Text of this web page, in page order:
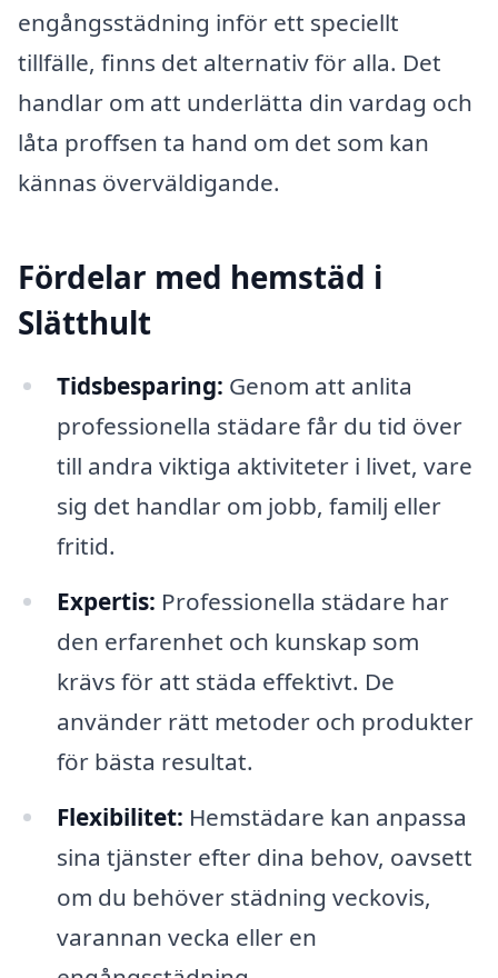
engångsstädning inför ett speciellt
tillfälle, finns det alternativ för alla. Det
handlar om att underlätta din vardag och
låta proffsen ta hand om det som kan
kännas överväldigande.
Fördelar med hemstäd i
Slätthult
Tidsbesparing: Genom att anlita
professionella städare får du tid över
till andra viktiga aktiviteter i livet, vare
sig det handlar om jobb, familj eller
fritid.
Expertis: Professionella städare har
den erfarenhet och kunskap som
krävs för att städa effektivt. De
använder rätt metoder och produkter
för bästa resultat.
Flexibilitet: Hemstädare kan anpassa
sina tjänster efter dina behov, oavsett
om du behöver städning veckovis,
varannan vecka eller en